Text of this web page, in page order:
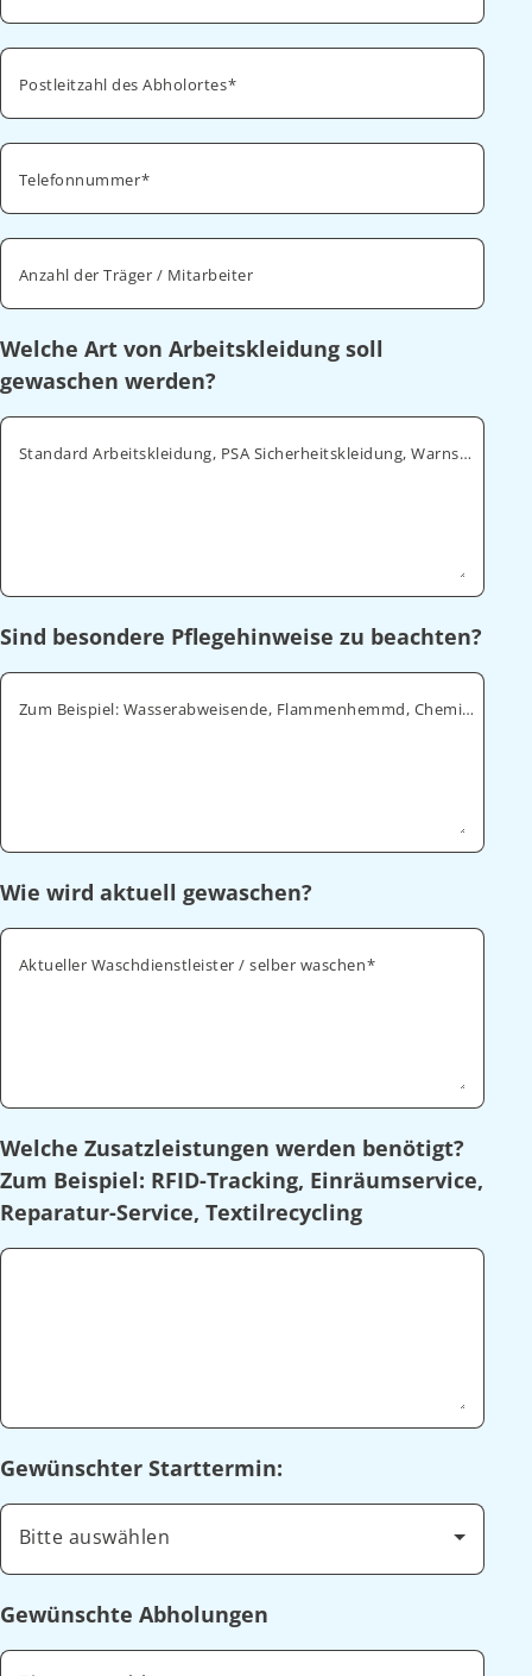
Postleitzahl des Abholortes
Telefonnummer
Anzahl der Träger / Mitarbeiter
Welche Art von Arbeitskleidung soll
gewaschen werden?
Standard Arbeitskleidung, PSA Sicherheitskleidung, Warnschutz, ESD
Sind besondere Pflegehinweise zu beachten?
Zum Beispiel: Wasserabweisende, Flammenhemmd, Chemikalienabweisende
Wie wird aktuell gewaschen?
Aktueller Waschdienstleister / selber waschen
Welche Zusatzleistungen werden benötigt?
Zum Beispiel: RFID-Tracking, Einräumservice,
Reparatur-Service, Textilrecycling
Gewünschter Starttermin:
Bitte auswählen
Gewünschte Abholungen